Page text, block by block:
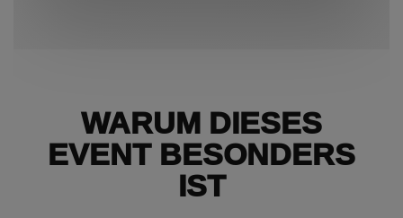
WARUM DIESES
EVENT BESONDERS
IST